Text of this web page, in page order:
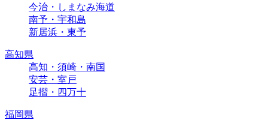
今治・しまなみ海道
南予・宇和島
新居浜・東予
高知県
高知・須崎・南国
安芸・室戸
足摺・四万十
福岡県